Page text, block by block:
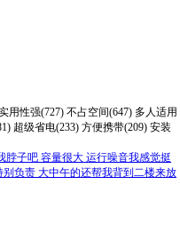
用性强(727) 不占空间(647) 多人适用
超级省电(233) 方便携带(209) 安装
脖子吧 容量很大 运行噪音我感觉挺
负责 大中午的还帮我背到二楼来放